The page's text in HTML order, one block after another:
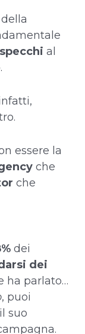
al
essere la
che
che
dei
dei
ha parlato…
, puoi
suo